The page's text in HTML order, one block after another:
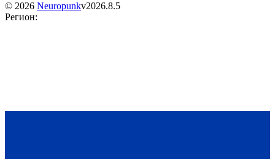
© 2026 Neuropunkv2026.8.5
Регион: